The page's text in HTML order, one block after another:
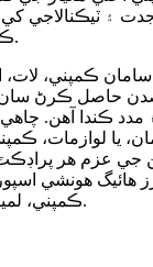
۽ ٽيڪنالاجي
ڪسٽمر تي مبني انداز.
ڪمپني،
حاصل ڪرڻ سان
ڪندا آهن. چاهي
يا لوازمات،
عزم هر پراڊڪٽ
هائيگ هونشي
ڪمپني، لميٽيڊ ۽ ترقي لاء وقف.